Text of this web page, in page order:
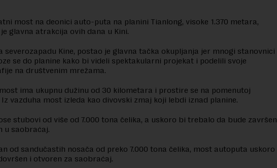
most na deonici auto-puta na planini Tianlong, visoke 1.370 metara,
glavna atrakcija ovih dana u Kini.
severozapadu Kine, postao je glavna tačka okupljanja jer mnogi stanovnici
se do planine kako bi videli spektakularni projekat i podelili svoje
na društvenim mrežama.
ima ukupnu dužinu od 30 kilometara i prostire se na pomenutoj
Iz vazduha most izleda kao divovski zmaj koji lebdi iznad planine.
stubovi od više od 7.000 tona čelika, a uskoro bi trebalo da bude završen
u saobraćaj.
od sandučastih nosača od preko 7.000 tona čelika, most autoputa uskoro
i otvoren za saobraćaj.